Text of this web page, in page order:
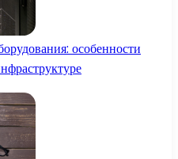
особенности